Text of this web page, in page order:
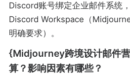
Discord账号绑定企业邮件系统
Discord Workspace（
明确要求）。
{Midjourney跨境设计邮件
算？影响因素有哪些？